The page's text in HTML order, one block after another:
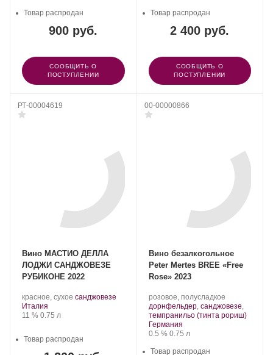
900 руб.
Товар распродан
СООБЩИТЬ О
ПОСТУПЛЕНИИ
2 400 руб.
Товар распродан
СООБЩИТЬ О
ПОСТУПЛЕНИИ
РТ-00004619
Вино МАСТИО ДЕЛЛА
ЛОДЖИ САНДЖОВЕЗЕ
РУБИКОНЕ 2022
красное, сухое .санджовезе
Регион:
Италия
Крепость
11 %. Объем
0.75 л
Товар распродан
00-00000866
Вино безалкогольное
Peter Mertes BREE «Free
Rose» 2023
Производитель:
Peter
Mertes.
розовое, полусладкое.
Сорт
винограда:
дорнфельдер, санджовезе,
темпранильо (тинта рориш).
Регион:
Германия
Крепость
0.5 %. Объем
0.75 л
Товар распродан